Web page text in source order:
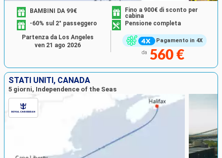
Pagamento in 4X
BAMBINI DA 99€
Fino a 900€ di sconto per
cabina
-60% sul 2° passeggero
Pensione completa
da 560 €
Partenza da Los Angeles
ven 21 ago 2026
STATI UNITI, CANADA
5 giorni, Independence of the Seas